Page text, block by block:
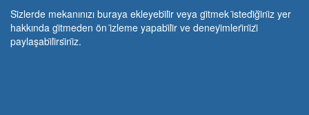
Si̇zlerde mekanınızı buraya ekleyebi̇li̇r veya gi̇tmek i̇stedi̇ği̇ni̇z yer
hakkında gi̇tmeden ön i̇zleme yapabi̇li̇r ve deneyi̇mleri̇ni̇zi̇
paylaşabi̇li̇rsi̇ni̇z.